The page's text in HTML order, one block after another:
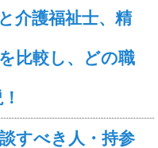
介護福祉士、精
比較し、どの職
すべき人・持参